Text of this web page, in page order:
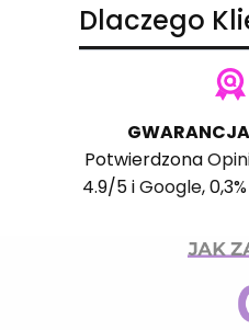
Dlaczego
Potwierdzona
4.9/5 iGoogle,